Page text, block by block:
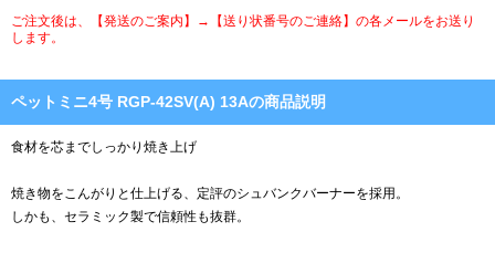
ご注文後は、【発送のご案内】→【送り状番号のご連絡】の各メールをお送り
します。
ペットミニ4号 RGP-42SV(A) 13Aの商品説明
食材を芯までしっかり焼き上げ
焼き物をこんがりと仕上げる、定評のシュバンクバーナーを採用。
しかも、セラミック製で信頼性も抜群。